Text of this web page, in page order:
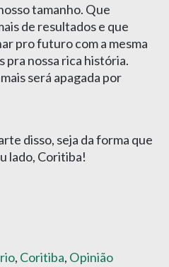
tamanho. Que
de resultados e que
pro futuro com a mesma
pra nossa rica história.
será apagada por
disso, seja da forma que
lado, Coritiba!
, Coritiba, Opinião